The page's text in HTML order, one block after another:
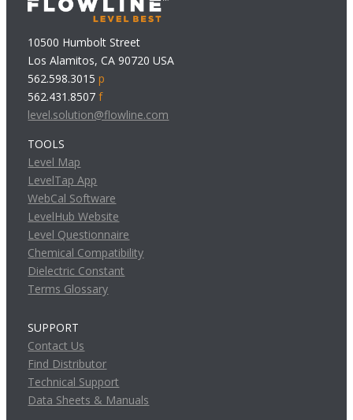
10500 Humbolt Street
Los Alamitos, CA 90720 USA
562.598.3015p
562.431.8507f
level.solution@flowline.com
TOOLS
Level Map
LevelTap App
WebCal Software
LevelHub Website
Level Questionnaire
Chemical Compatibility
Dielectric Constant
Terms Glossary
SUPPORT
Contact Us
Find Distributor
Technical Support
Data Sheets & Manuals